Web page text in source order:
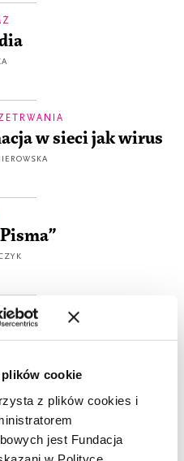
cookie
z plików cookies i
jest Fundacja
w sieci jak wirus
PRZYSZŁOŚĆ?
to the future, czyli o
spiskowe?